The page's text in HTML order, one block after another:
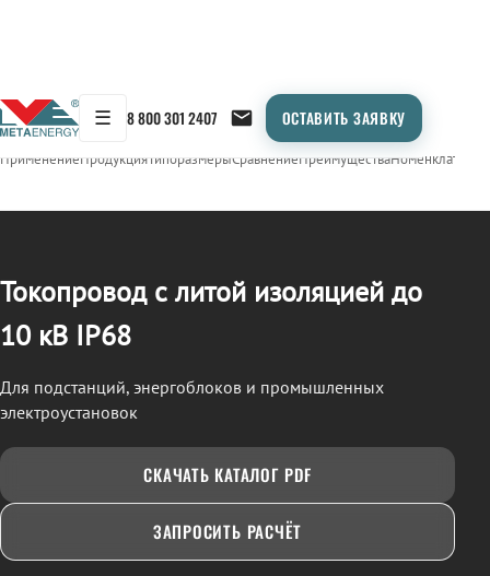
☰ 8 800 301 2407 ОСТАВИТЬ ЗАЯВКУ
← Продукция/ТОКОПРОВОД
ПрименениеПродукцияТипоразмерыСравнениеПреимуществаНоменклатура
Токопровод с литой изоляцией до
10 кВ IP68
Для подстанций, энергоблоков и промышленных
электроустановок
СКАЧАТЬ КАТАЛОГ PDF
ЗАПРОСИТЬ РАСЧЁТ